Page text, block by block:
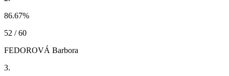
86.67%
52 / 60
FEDOROVÁ Barbora
3.